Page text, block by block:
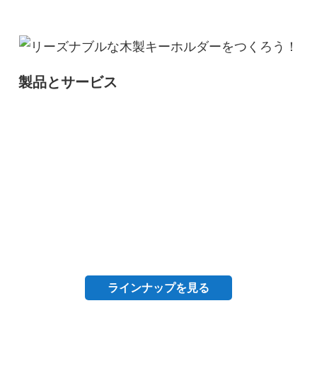
製品とサービス
ラインナップを見る